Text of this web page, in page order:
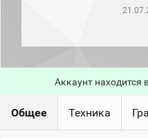
месяц)
(за
последние
сессии)
Аккаунт находится
Общее Техника